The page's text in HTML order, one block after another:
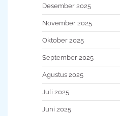
Desember 2025
November 2025
Oktober 2025
September 2025
Agustus 2025
Juli 2025
Juni 2025